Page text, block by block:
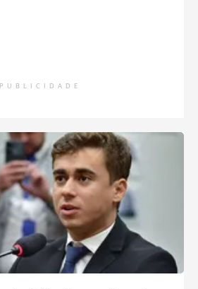
PUBLICIDADE